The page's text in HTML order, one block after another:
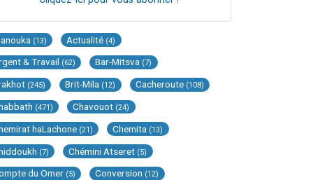
(13) Actualité (4)
& Travail (62) Bar-Mitsva (7)
(245) Brit-Mila (12) Cacheroute (108)
(471) Chavouot (24)
haLachone (21) Chemita (13)
(7) Chémini Atseret (5)
du Omer (5) Conversion (12)